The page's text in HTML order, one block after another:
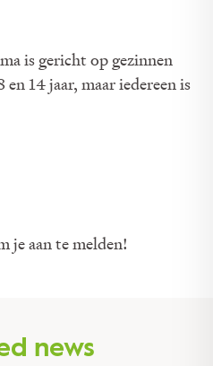
is gericht op gezinnen
14 jaar, maar iedereen is
je aan te melden!
news